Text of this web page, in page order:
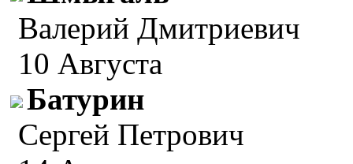
Валерий Дмитриевич
10 Августа
Батурин
Сергей Петрович